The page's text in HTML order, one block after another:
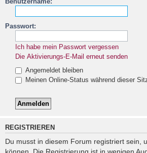
Passwort:
Ich habe mein Passwort vergessen
Die Aktivierungs-E-Mail erneut senden
Angemeldet bleiben
Meinen Online-Status während dieser
REGISTRIEREN
Du musst in diesem Forum registriert sein,